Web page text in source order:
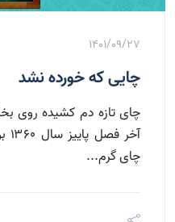
1401/09/27
چایی که خورده نشد
چای تازه دم کشیده روی
چای گرم...